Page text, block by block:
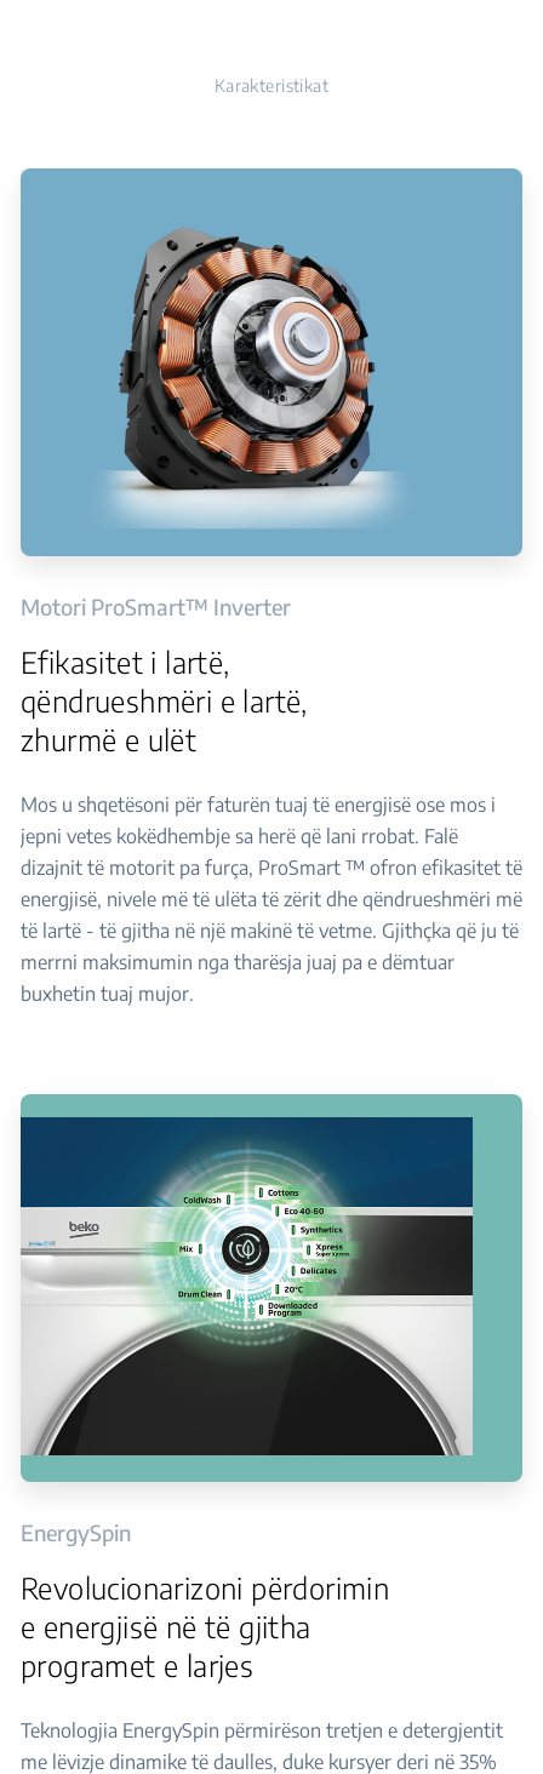
Karakteristikat
Motori ProSmart™ Inverter
Efikasitet i lartë,
qëndrueshmëri e lartë,
zhurmë e ulët
Mos u shqetësoni për faturën tuaj të energjisë ose mos i
jepni vetes kokëdhembje sa herë që lani rrobat. Falë
dizajnit të motorit pa furça, ProSmart ™ ofron efikasitet të
energjisë, nivele më të ulëta të zërit dhe qëndrueshmëri më
të lartë - të gjitha në një makinë të vetme. Gjithçka që ju të
merrni maksimumin nga tharësja juaj pa e dëmtuar
buxhetin tuaj mujor.
EnergySpin
Revolucionarizoni përdorimin
e energjisë në të gjitha
programet e larjes
Teknologjia EnergySpin përmirëson tretjen e detergjentit
me lëvizje dinamike të daulles, duke kursyer deri në 35%